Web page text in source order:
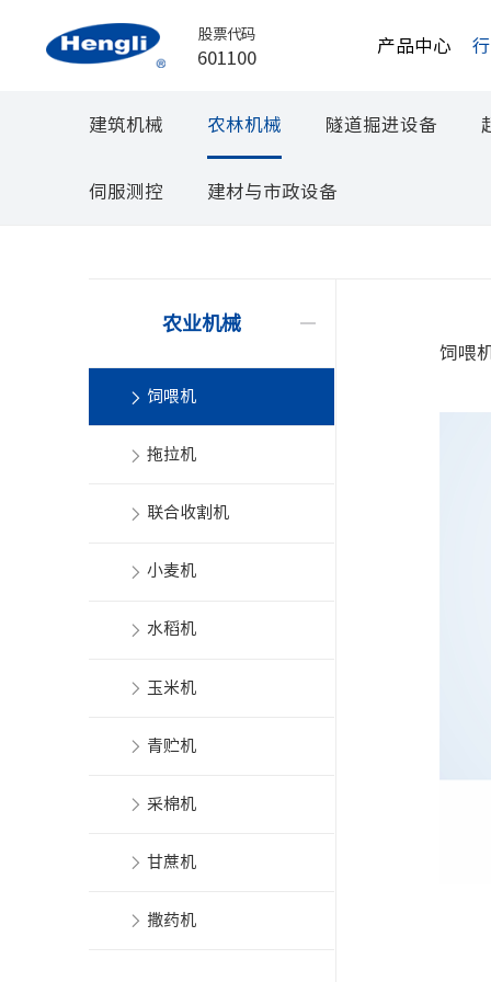
股票代码
601100
产品中心
建筑机械 农林机械 隧道掘进设备
伺服测控 建材与市政设备
农业机械
饲喂机
拖拉机
联合收割机
小麦机
水稻机
玉米机
青贮机
采棉机
甘蔗机
撒药机
饲喂